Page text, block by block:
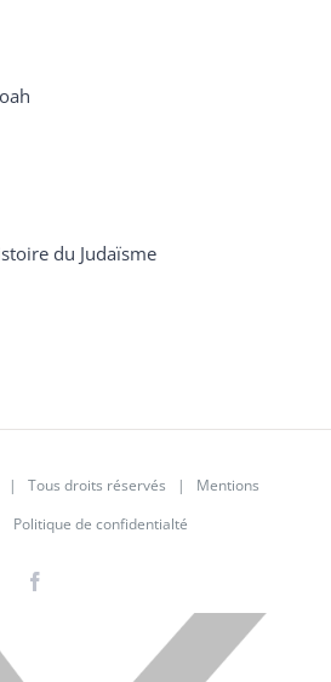
du Judaïsme
| Tous droits réservés | Mentions
Politique de confidentialté